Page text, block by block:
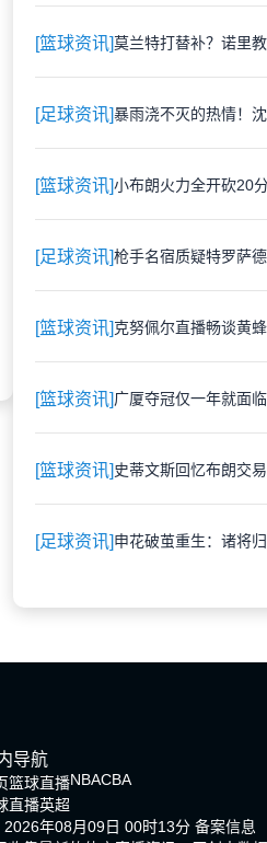
[篮球资讯]
[足球资讯]
[篮球资讯]
[足球资讯]
[篮球资讯]
[篮球资讯]
[篮球资讯]
[足球资讯]
导航
篮球直播NBACBA
直播英超
年08月09日 00时13分 备案信息